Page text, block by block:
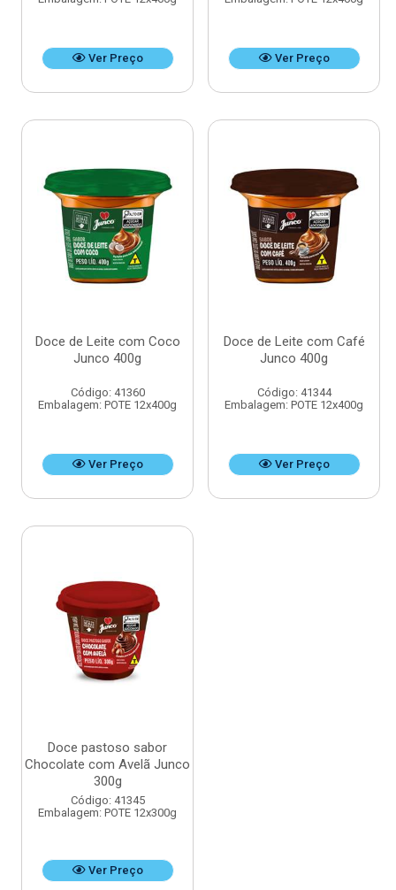
Ver Preço Ver Preço
Doce de Leite com Coco
Junco 400g
Código: 41360
Embalagem: POTE 12x400g
Ver Preço
Doce de Leite com Café
Junco 400g
Código: 41344
Embalagem: POTE 12x400g
Ver Preço
Doce pastoso sabor
Chocolate com Avelã Junco
300g
Código: 41345
Embalagem: POTE 12x300g
Ver Preço